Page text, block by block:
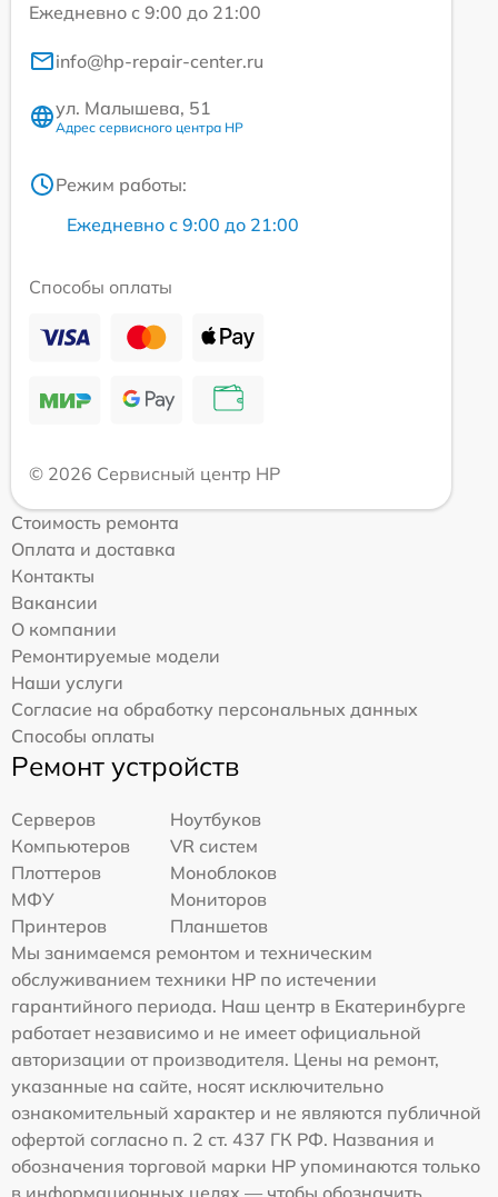
Ежедневно с 9:00 до 21:00
info@hp-repair-center.ru
ул. Малышева, 51
Адрес сервисного центра HP
Режим работы:
Ежедневно с 9:00 до 21:00
Способы оплаты
© 2026 Сервисный центр HP
Стоимость ремонта
Оплата и доставка
Контакты
Вакансии
О компании
Ремонтируемые модели
Наши услуги
Согласие на обработку персональных данных
Способы оплаты
Ремонт устройств
Серверов
Ноутбуков
Компьютеров
VR систем
Плоттеров
Моноблоков
МФУ
Мониторов
Принтеров
Планшетов
Мы занимаемся ремонтом и техническим
обслуживанием техники HP по истечении
гарантийного периода. Наш центр в Екатеринбурге
работает независимо и не имеет официальной
авторизации от производителя. Цены на ремонт,
указанные на сайте, носят исключительно
ознакомительный характер и не являются публичной
офертой согласно п. 2 ст. 437 ГК РФ. Названия и
обозначения торговой марки HP упоминаются только